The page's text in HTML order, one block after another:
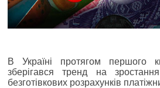
В Україні протягом першого
зберігався тренд на
безготівкових розрахунків